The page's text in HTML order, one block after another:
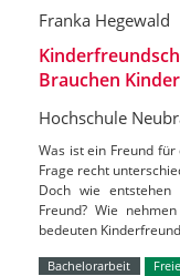
Franka Hegewald
Brauchen
Hochschule
Was ist ein Freund für
Frage recht
Doch wie entstehen
Freund? Wie
bedeuten
Bachelorarbeit